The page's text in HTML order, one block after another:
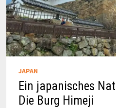
JAPAN
Ein japanisches
Die Burg Himeji